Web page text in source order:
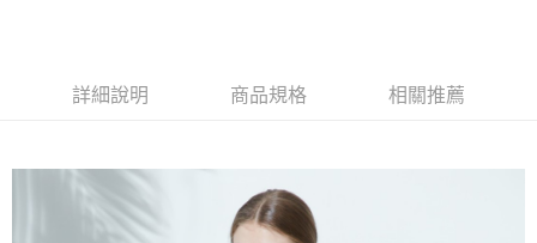
玉山商業銀行
星展（台灣）商業銀行
台新國際商業銀行
中國信託商業銀行
Google Pay
【大哥付你分期使用說明】
1.本服務由台灣大哥大提供，台灣大哥大用戶可立即使用無須另外申請。
AFTEE先享後付
詳細說明 商品規格 相關推薦